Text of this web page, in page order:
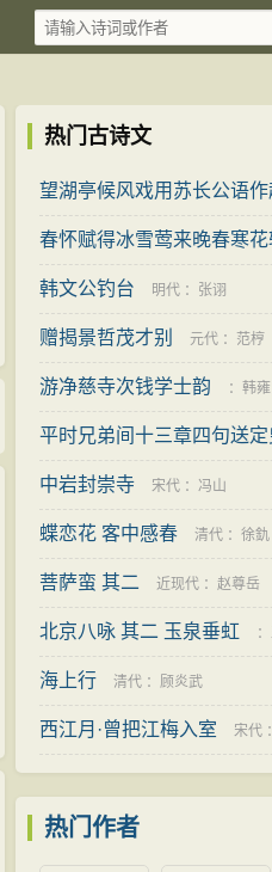
热门古诗文
望湖亭候风戏用苏长公语
明代：李之世
春怀赋得冰雪莺来晚春寒
宋代：王安中
韩文公钓台 明代 ： 张诩
赠揭景哲茂才别 元代 ： 范梈
游净慈寺次钱学士韵 ： 韩雍
平时兄弟间十三章四句送
宋代：张栻
中岩封崇寺 宋代 ： 冯山
蝶恋花 客中感春 清代 ： 徐釚
菩萨蛮 其二 近现代 ： 赵尊岳
北京八咏 其二 玉泉垂虹 ：
海上行 清代 ： 顾炎武
西江月·曾把江梅入室 宋代 ：
热门作者